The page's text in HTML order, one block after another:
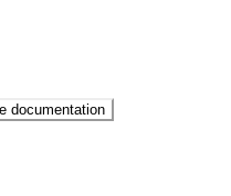
documentation